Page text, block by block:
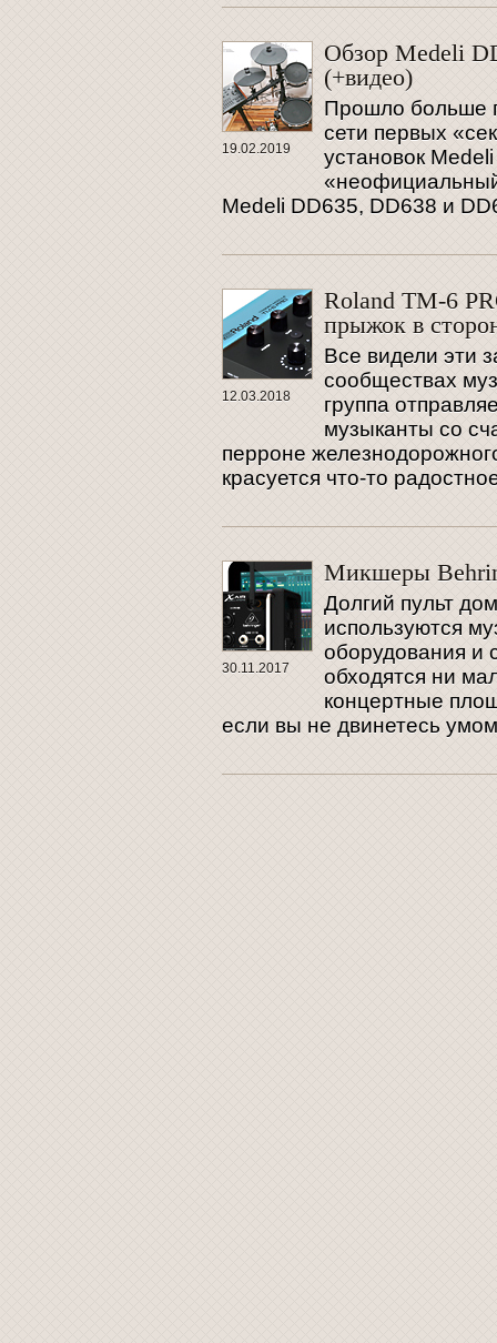
19.02.2019
Обзор Medeli
(+видео)
Прошло больше
сети первых
установок
Medeli DD635, DD638 и
12.03.2018
Roland TM-6
прыжок в
Все видели эти
сообществах
группа
музыканты со
перроне
красуется что-то
30.11.2017
Микшеры
Долгий пульт
используются
оборудования и
обходятся ни
концертные
если вы не двинетесь